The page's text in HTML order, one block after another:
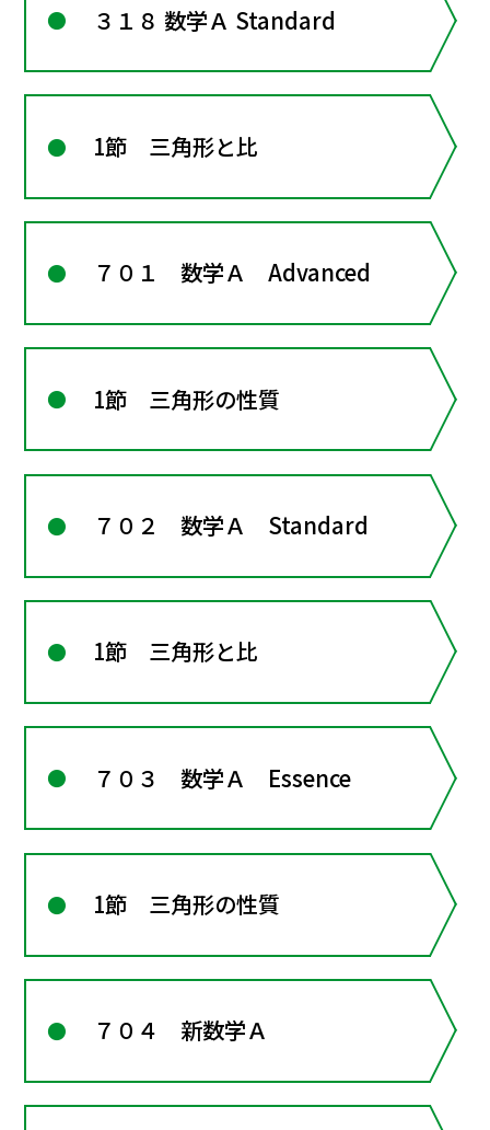
３１８ 数学Ａ Standard
1節 三角形と比
７０１ 数学Ａ Advanced
1節 三角形の性質
７０２ 数学Ａ Standard
1節 三角形と比
７０３ 数学Ａ Essence
1節 三角形の性質
７０４ 新数学Ａ